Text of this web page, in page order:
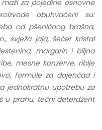
za pojedine osnovne
obuhvaćeni su:
od pšeničnog brašna,
svježa jaja, šećer kristal
margarin i biljna
mesne konzerve, riblje
formule za dojenčad i
jednokratnu upotrebu za
u prahu, tečni deterdžent